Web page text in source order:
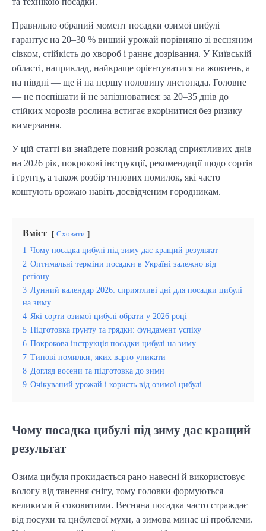
Правильно обраний момент посадки озимої цибулі
гарантує на 20–30 % вищий урожай порівняно зі весняним
сівком, стійкість до хвороб і раннє дозрівання. У Київській
області, наприклад, найкраще орієнтуватися на жовтень, а
на півдні — ще й на першу половину листопада. Головне
— не поспішати й не запізнюватися: за 20–35 днів до
стійких морозів рослина встигає вкорінитися без ризику
вимерзання.
У цій статті ви знайдете повний розклад сприятливих днів
на 2026 рік, покрокові інструкції, рекомендації щодо сортів
і ґрунту, а також розбір типових помилок, які часто
коштують врожаю навіть досвідченим городникам.
Вміст Сховати
1 Чому посадка цибулі під зиму дає кращий результат
2 Оптимальні терміни посадки в Україні залежно від
регіону
3 Лунний календар 2026: сприятливі дні для посадки цибулі
на зиму
4 Які сорти озимої цибулі обрати у 2026 році
5 Підготовка ґрунту та грядки: фундамент успіху
6 Покрокова інструкція посадки цибулі на зиму
7 Типові помилки, яких варто уникати
8 Догляд восени та підготовка до зими
9 Очікуваний урожай і користь від озимої цибулі
Чому посадка цибулі під зиму дає кращий
результат
Озима цибуля прокидається рано навесні й використовує
вологу від танення снігу, тому головки формуються
великими й соковитими. Весняна посадка часто страждає
від посухи та цибулевої мухи, а зимова минає ці проблеми.